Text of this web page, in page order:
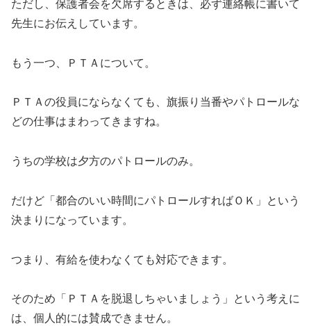
ただし、保護者会を欠席するときは、必ず連絡帳に書いて
先生にお伝えしています。
もう一つ、ＰＴＡについて。
ＰＴＡの役員にならなくても、旗振り当番やパトロールな
どの仕事はまわってきますね。
うちの学校は夕方のパトロールのみ。
だけど「都合のいい時間にパトロールすればＯＫ」という
決まりになっています。
つまり、有給を使わなくても対応できます。
そのため「ＰＴＡを脱退しちゃいましょう」という考えに
は、個人的には賛成できません。